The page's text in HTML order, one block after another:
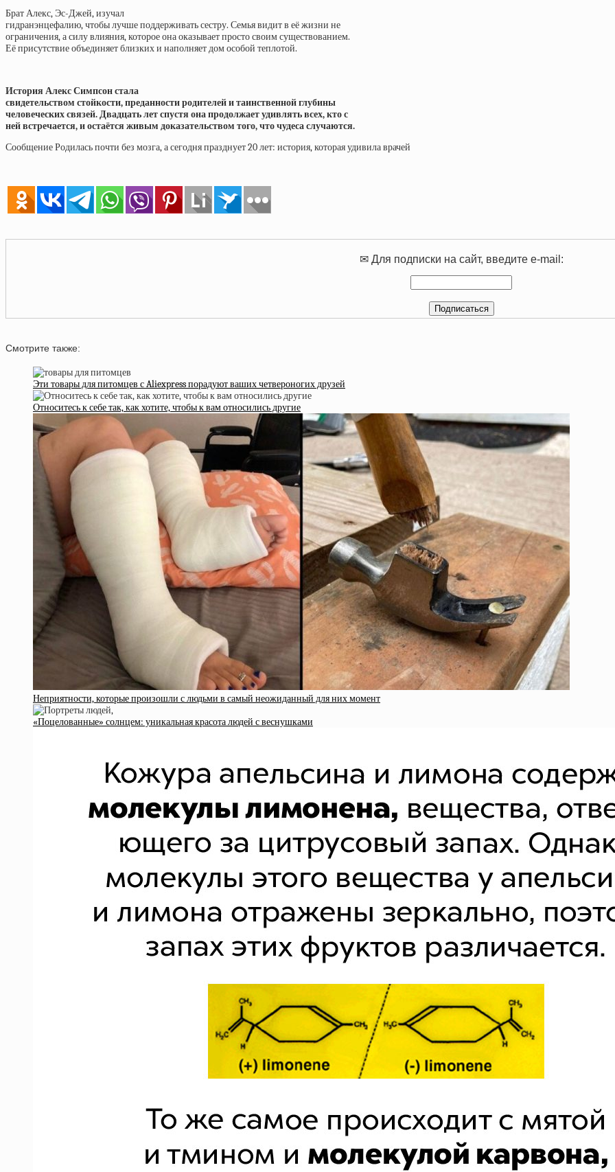
Брат Алекс, Эс-Джей, изучал
гидранэнцефалию, чтобы лучше поддерживать сестру. Семья видит в её жизни не
ограничения, а силу влияния, которое она оказывает просто своим существованием.
Её присутствие объединяет близких и наполняет дом особой теплотой.
История Алекс Симпсон стала
свидетельством стойкости, преданности родителей и таинственной глубины
человеческих связей. Двадцать лет спустя она продолжает удивлять всех, кто с
ней встречается, и остаётся живым доказательством того, что чудеса случаются.
Сообщение Родилась почти без мозга, а сегодня празднует 20 лет: история, которая удивила врачей
✉ Для подписки на сайт, введите e-mail:
Смотрите также:
Эти товары для питомцев с Aliexpress порадуют ваших четвероногих друзей
Относитесь к себе так, как хотите, чтобы к вам относились другие
Неприятности, которые произошли с людьми в самый неожиданный для них момент
«Поцелованные» солнцем: уникальная красота людей с веснушками